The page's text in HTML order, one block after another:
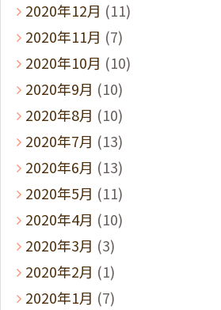
2020年12月 (11)
2020年11月 (7)
2020年10月 (10)
2020年9月 (10)
2020年8月 (10)
2020年7月 (13)
2020年6月 (13)
2020年5月 (11)
2020年4月 (10)
2020年3月 (3)
2020年2月 (1)
2020年1月 (7)